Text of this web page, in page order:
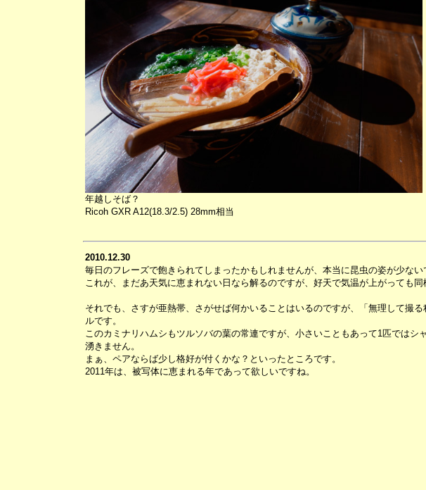
年越しそば？
Ricoh GXR A12(18.3/2.5) 28mm相当
2010.12.30
毎日のフレーズで飽きられてしまったかもしれませんが、本当に昆虫の姿が少ない
これが、まだあ天気に恵まれない日なら解るのですが、好天で気温が上がっても同
それでも、さすが亜熱帯、さがせば何かいることはいるのですが、「無理して撮
ルです。
このカミナリハムシもツルソバの葉の常連ですが、小さいこともあって1匹ではシ
湧きません。
まぁ、ペアならば少し格好が付くかな？といったところです。
2011年は、被写体に恵まれる年であって欲しいですね。